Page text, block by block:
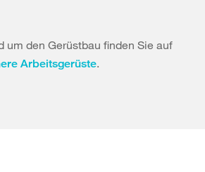
um den Gerüstbau finden Sie auf
Arbeitsgerüste.